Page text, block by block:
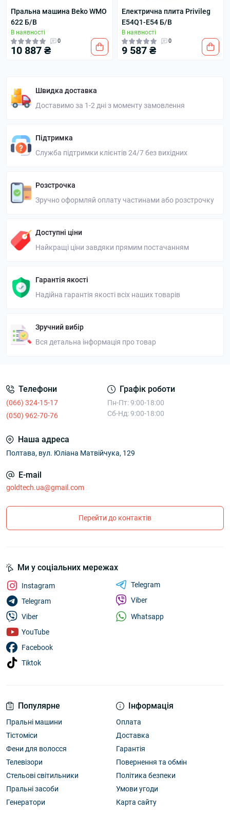
Пральна машина Beko WMO
622 Б/В
В наявності
0
10 887 ₴
Електрична плита Privileg
E54Q1-E54 Б/В
В наявності
0
9 587 ₴
Швидка доставка
Доставимо за 1-2 дні з моменту замовлення
Підтримка
Служба підтримки клієнтів 24/7 без вихідних
Розстрочка
Зручно оформляй оплату частинами або розстрочку
Доступні ціни
Найкращі ціни завдяки прямим постачанням
Гарантія якості
Надійна гарантія якості всіх наших товарів
Зручний вибір
Вся детальна інформація про товар
Телефони
(066) 324-15-17
(050) 962-70-76
Графік роботи
Пн-Пт: 9:00-18:00
Сб-Нд: 9:00-18:00
Наша адреса
Полтава, вул. Юліана Матвійчука, 129
E-mail
goldtech.ua@gmail.com
Перейти до контактів
Популярне
Пральні машини
Тістоміси
Фени для волосся
Телевізори
Стельові світильники
Пральні засоби
Генератори
Інформація
Оплата
Доставка
Гарантія
Повернення та обмін
Політика безпеки
Умови угоди
Карта сайту
Ми у соціальних мережах
Instagram
Telegram
Viber
YouTube
Facebook
Tiktok
Telegram
Viber
Whatsapp